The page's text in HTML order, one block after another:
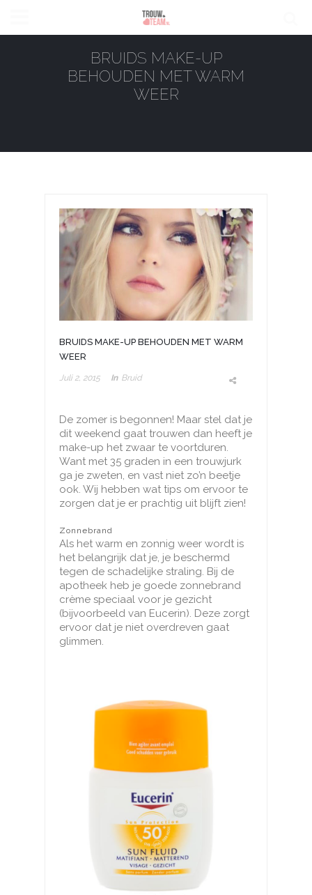
BRUIDS MAKE-UP
BEHOUDEN MET WARM
WEER
BRUIDS MAKE-UP BEHOUDEN MET WARM
WEER
Juli 2, 2015 In Bruid
De zomer is begonnen! Maar stel dat je
dit weekend gaat trouwen dan heeft je
make-up het zwaar te voortduren.
Want met 35 graden in een trouwjurk
ga je zweten, en vast niet zo’n beetje
ook. Wij hebben wat tips om ervoor te
zorgen dat je er prachtig uit blijft zien!
Zonnebrand
Als het warm en zonnig weer wordt is
het belangrijk dat je, je beschermd
tegen de schadelijke straling. Bij de
apotheek heb je goede zonnebrand
crème speciaal voor je gezicht
(bijvoorbeeld van Eucerin). Deze zorgt
ervoor dat je niet overdreven gaat
glimmen.